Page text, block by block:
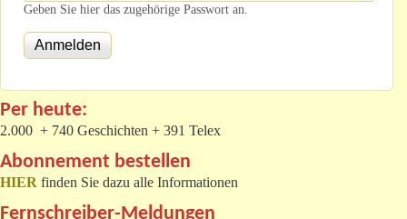
Geben Sie hier das zugehörige Passwort an.
Per heute:
2.000 + 740 Geschichten + 391 Telex
Abonnement bestellen
HIER finden Sie dazu alle Informationen
Fernschreiber-Meldungen